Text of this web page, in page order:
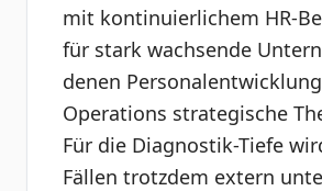
mit kontinuierlichem HR-
für stark wachsende
denen
Operations strategische
Für die Diagnostik-Tiefe
Fällen trotzdem extern